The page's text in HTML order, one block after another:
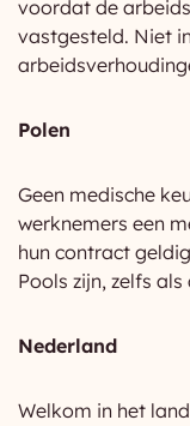
voordat de
vastgesteld. Niet
Polen
Geen medische
werknemers een
hun contract
Pools zijn, zelfs
Nederland
Welkom in het